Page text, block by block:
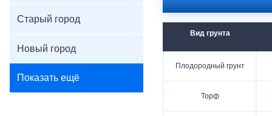
Старый город
Новый город
Показать ещё
Вид грунта
Плодородный грунт
Торф